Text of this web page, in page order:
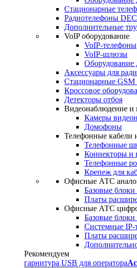
Стационарные
Радиотелефоны
Дополнительные
VoIP оборудование
VoIP-телефоны
VoIP-шлюзы
Оборудование
Аксессуары для
Стационарные GSM
Кроссовое
Детекторы отбоя
Видеонаблюдение и
Камеры
Домофоны
Телефонные кабели
Телефонные
Коннекторы и
Телефонные
Крепеж для
Офисные АТС
Базовые
Платы
Офисные АТС
Базовые
Системные IP-
Платы
Рекомендуем
гарнитура USB для оператора